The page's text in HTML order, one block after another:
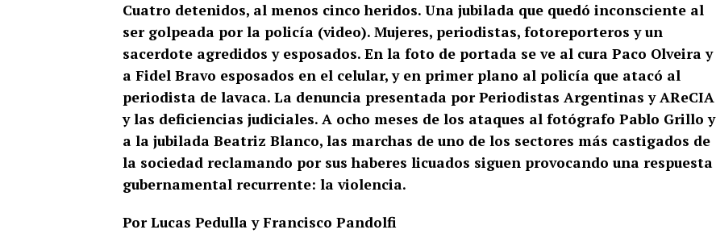
Cuatro detenidos, al menos cinco heridos. Una jubilada que quedó inconsciente al
ser golpeada por la policía (video). Mujeres, periodistas, fotoreporteros y un
sacerdote agredidos y esposados. En la foto de portada se ve al cura Paco Olveira y
a Fidel Bravo esposados en el celular, y en primer plano al policía que atacó al
periodista de lavaca. La denuncia presentada por Periodistas Argentinas y AReCIA
y las deficiencias judiciales. A ocho meses de los ataques al fotógrafo Pablo Grillo y
a la jubilada Beatriz Blanco, las marchas de uno de los sectores más castigados de
la sociedad reclamando por sus haberes licuados siguen provocando una respuesta
gubernamental recurrente: la violencia.
Por Lucas Pedulla y Francisco Pandolfi